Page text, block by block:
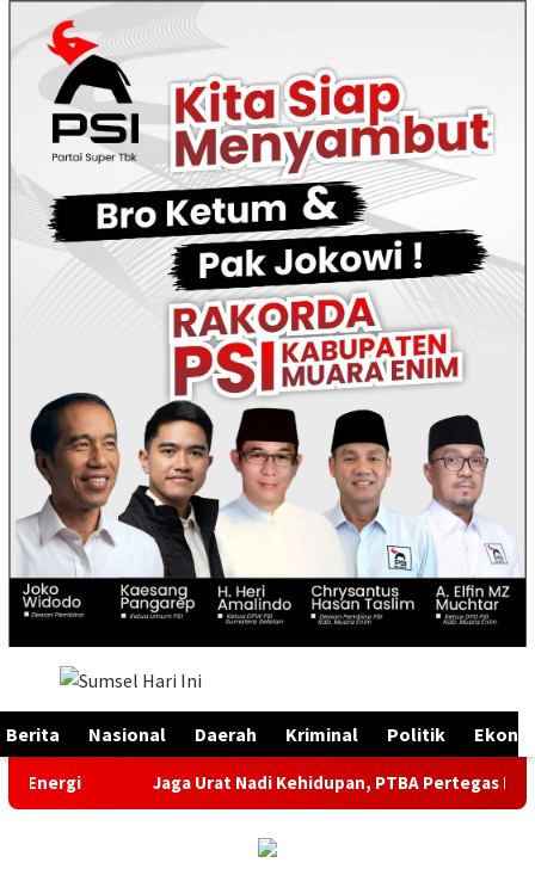
Menu
Mobile
Berita Nasional Daerah Kriminal Politik
Jaga Urat Nadi Kehidupan, PTBA Pertegas